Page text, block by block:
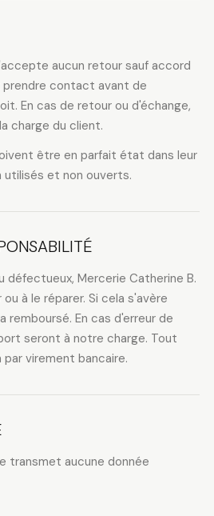
aucun retour sauf accord
contact avant de
En cas de retour ou d'échange,
charge du client.
être en parfait état dans leur
utilisés et non ouverts.
défectueux, Mercerie Catherine B.
à le réparer. Si cela s'avère
remboursé. En cas d'erreur de
seront à notre charge. Tout
virement bancaire.
transmet aucune donnée